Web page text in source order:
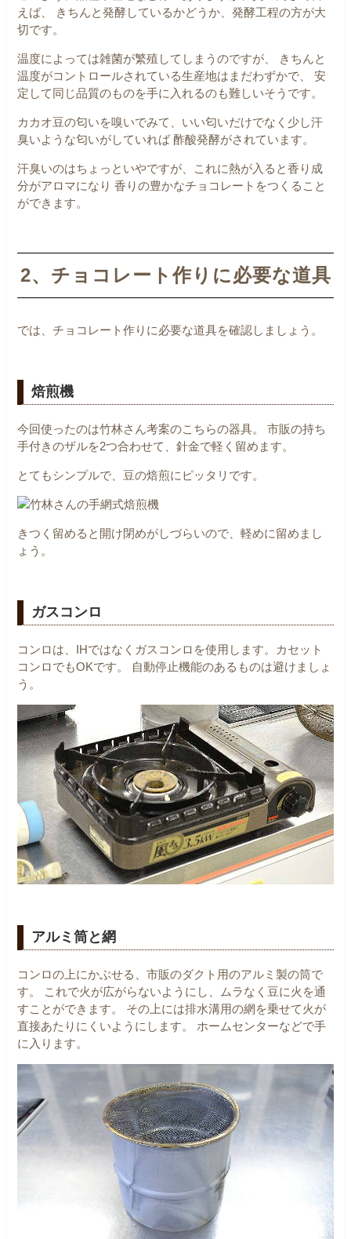
えば、
きちんと発酵しているかどうか、発酵工程の方が大
切です。
温度によっては雑菌が繁殖してしまうのですが、
きちんと
温度がコントロールされている生産地はまだわずかで、
安
定して同じ品質のものを手に入れるのも難しいそうです。
カカオ豆の匂いを嗅いでみて、いい匂いだけでなく少し汗
臭いような匂いがしていれば 酢酸発酵がされています。
汗臭いのはちょっといやですが、これに熱が入ると香り成
分がアロマになり 香りの豊かなチョコレートをつくること
ができます。
2、チョコレート作りに必要な道具
では、チョコレート作りに必要な道具を確認しましょう。
焙煎機
今回使ったのは竹林さん考案のこちらの器具。
市販の持ち
手付きのザルを2つ合わせて、針金で軽く留めます。
とてもシンプルで、豆の焙煎にピッタリです。
きつく留めると開け閉めがしづらいので、軽めに留めまし
ょう。
ガスコンロ
コンロは、IHではなくガスコンロを使用します。カセット
コンロでもOKです。
自動停止機能のあるものは避けましょ
う。
アルミ筒と網
コンロの上にかぶせる、市販のダクト用のアルミ製の筒で
す。
これで火が広がらないようにし、ムラなく豆に火を通
すことができます。
その上には排水溝用の網を乗せて火が
直接あたりにくいようにします。
ホームセンターなどで手
に入ります。